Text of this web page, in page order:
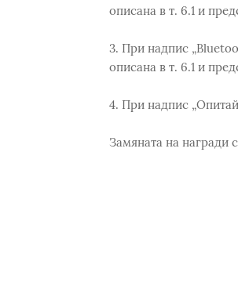
описана в т. 6.1 и
3. При надпис
описана в т. 6.1 и
4. При надпис
Замяната на награди